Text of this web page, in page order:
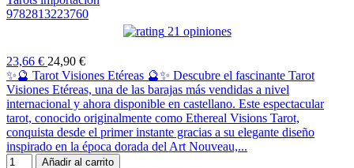
9782813223760
21 opiniones
23,66 € 24,90 €
✨🔮 Tarot Visiones Etéreas 🔮✨ Descubre el fascinante Tarot
Visiones Etéreas, una de las barajas más vendidas a nivel
internacional y ahora disponible en castellano. Este espectacular
tarot, conocido originalmente como Ethereal Visions Tarot,
conquista desde el primer instante gracias a su elegante diseño
inspirado en la época dorada del Art Nouveau,...
Añadir al carrito